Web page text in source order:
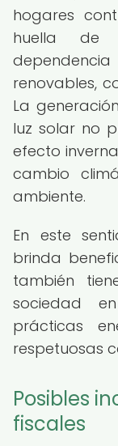
hogares
huella de
renovables,
La
luz solar no
efecto
cambio
ambiente.
En este
brinda
también
sociedad
prácticas
respetuosas
Posibles
fiscales